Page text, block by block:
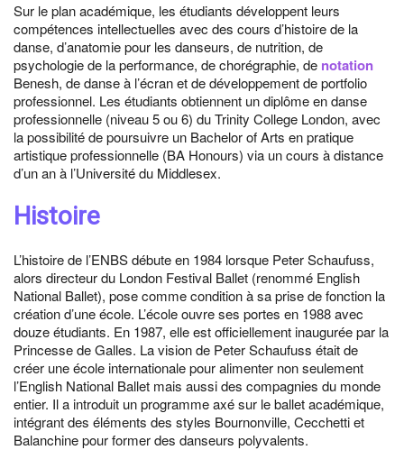
Sur le plan académique, les étudiants développent leurs
compétences intellectuelles avec des cours d’histoire de la
danse, d’anatomie pour les danseurs, de nutrition, de
psychologie de la performance, de chorégraphie, de notation
Benesh, de danse à l’écran et de développement de portfolio
professionnel. Les étudiants obtiennent un diplôme en danse
professionnelle (niveau 5 ou 6) du Trinity College London, avec
la possibilité de poursuivre un Bachelor of Arts en pratique
artistique professionnelle (BA Honours) via un cours à distance
d’un an à l’Université du Middlesex.
Histoire
L’histoire de l’ENBS débute en 1984 lorsque Peter Schaufuss,
alors directeur du London Festival Ballet (renommé English
National Ballet), pose comme condition à sa prise de fonction la
création d’une école. L’école ouvre ses portes en 1988 avec
douze étudiants. En 1987, elle est officiellement inaugurée par la
Princesse de Galles. La vision de Peter Schaufuss était de
créer une école internationale pour alimenter non seulement
l’English National Ballet mais aussi des compagnies du monde
entier. Il a introduit un programme axé sur le ballet académique,
intégrant des éléments des styles Bournonville, Cecchetti et
Balanchine pour former des danseurs polyvalents.